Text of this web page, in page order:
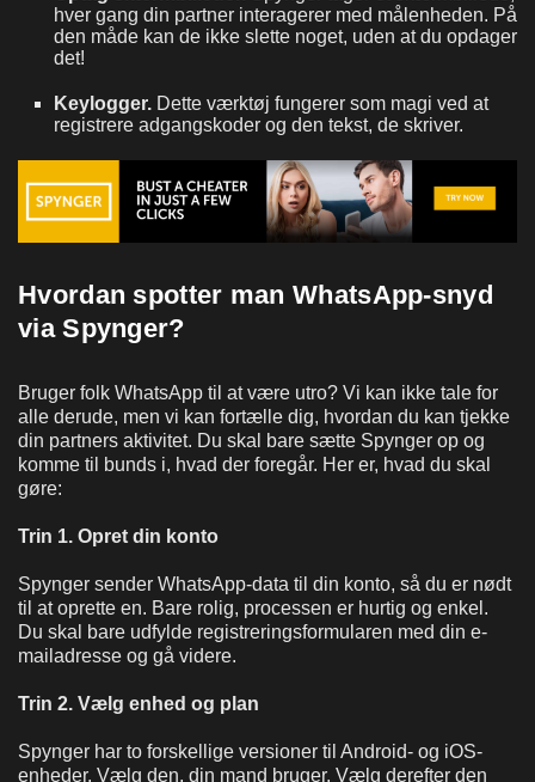
hver gang din partner interagerer med målenheden. På
den måde kan de ikke slette noget, uden at du opdager
det!
Keylogger. Dette værktøj fungerer som magi ved at
registrere adgangskoder og den tekst, de skriver.
Hvordan spotter man WhatsApp-snyd
via Spynger?
Bruger folk WhatsApp til at være utro? Vi kan ikke tale for
alle derude, men vi kan fortælle dig, hvordan du kan tjekke
din partners aktivitet. Du skal bare sætte Spynger op og
komme til bunds i, hvad der foregår. Her er, hvad du skal
gøre:
Trin 1. Opret din konto
Spynger sender WhatsApp-data til din konto, så du er nødt
til at oprette en. Bare rolig, processen er hurtig og enkel.
Du skal bare udfylde registreringsformularen med din e-
mailadresse og gå videre.
Trin 2. Vælg enhed og plan
Spynger har to forskellige versioner til Android- og iOS-
enheder. Vælg den, din mand bruger. Vælg derefter den